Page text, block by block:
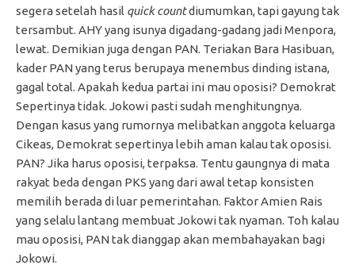
segera setelah hasil quick countdiumumkan, tapi gayung tak
tersambut. AHY yang isunya digadang-gadang jadi Menpora,
lewat. Demikian juga dengan PAN. Teriakan Bara Hasibuan,
kader PAN yang terus berupaya menembus dinding istana,
gagal total. Apakah kedua partai ini mau oposisi? Demokrat
Sepertinya tidak. Jokowi pasti sudah menghitungnya.
Dengan kasus yang rumornya melibatkan anggota keluarga
Cikeas, Demokrat sepertinya lebih aman kalau tak oposisi.
PAN? Jika harus oposisi, terpaksa. Tentu gaungnya di mata
rakyat beda dengan PKS yang dari awal tetap konsisten
memilih berada di luar pemerintahan. Faktor Amien Rais
yang selalu lantang membuat Jokowi tak nyaman. Toh kalau
mau oposisi, PAN tak dianggap akan membahayakan bagi
Jokowi.